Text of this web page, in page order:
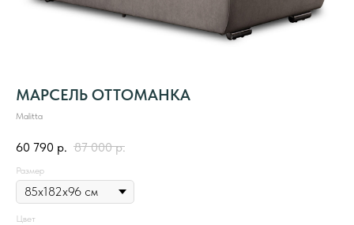
МАРСЕЛЬ ОТТОМАНКА
Malitta
60 790 р. 87 000 р.
Размер
Цвет